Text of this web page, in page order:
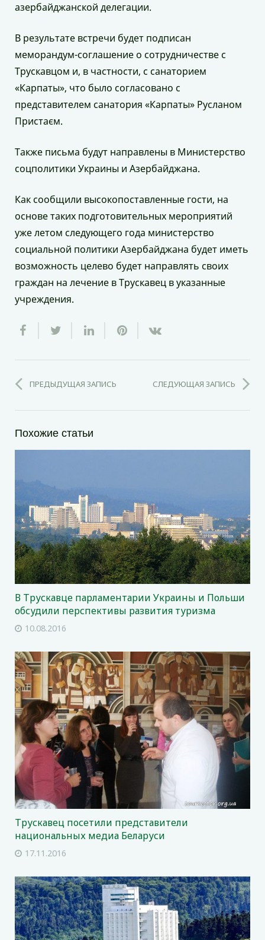
азербайджанской делегации.
В результате встречи будет подписан
меморандум-соглашение о сотрудничестве с
Трускавцом и, в частности, с санаторием
«Карпаты», что было согласовано с
представителем санатория «Карпаты» Русланом
Пристаєм.
Также письма будут направлены в Министерство
соцполитики Украины и Азербайджана.
Как сообщили высокопоставленные гости, на
основе таких подготовительных мероприятий
уже летом следующего года министерство
социальной политики Азербайджана будет иметь
возможность целево будет направлять своих
граждан на лечение в Трускавец в указанные
учреждения.
ПРЕДЫДУЩАЯ ЗАПИСЬ СЛЕДУЮЩАЯ ЗАПИСЬ
Похожие статьи
В Трускавце парламентарии Украины и Польши
обсудили перспективы развития туризма
10.08.2016
Трускавец посетили представители
национальных медиа Беларуси
17.11.2016